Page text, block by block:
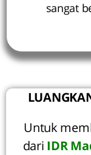
sangat
Untuk
dari IDR